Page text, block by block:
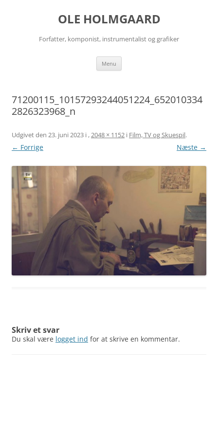
OLE HOLMGAARD
Forfatter, komponist, instrumentalist og grafiker
Menu
71200115_10157293244051224_652010334
2826323968_n
Udgivet den 23. juni 2023 i ,2048 × 1152 i Film, TV og Skuespil.
← Forrige Næste →
Skriv et svar
Du skal være logget ind for at skrive en kommentar.